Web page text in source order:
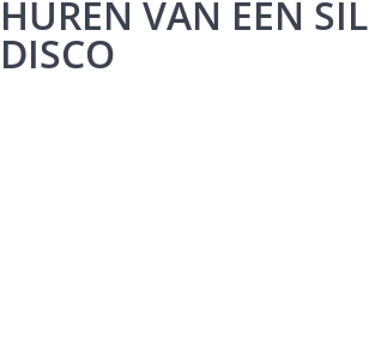
HUREN VAN EEN
DISCO